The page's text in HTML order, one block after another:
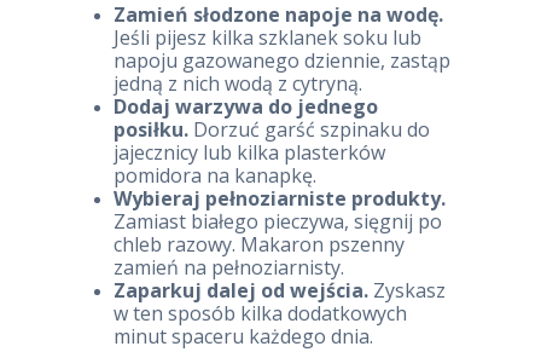
Zamień słodzone napoje na wodę.
Jeśli pijesz kilka szklanek soku lub
napoju gazowanego dziennie, zastąp
jedną z nich wodą z cytryną.
Dodaj warzywa do jednego
posiłku.Dorzuć garść szpinaku do
jajecznicy lub kilka plasterków
pomidora na kanapkę.
Wybieraj pełnoziarniste produkty.
Zamiast białego pieczywa, sięgnij po
chleb razowy. Makaron pszenny
zamień na pełnoziarnisty.
Zaparkuj dalej od wejścia.Zyskasz
w ten sposób kilka dodatkowych
minut spaceru każdego dnia.